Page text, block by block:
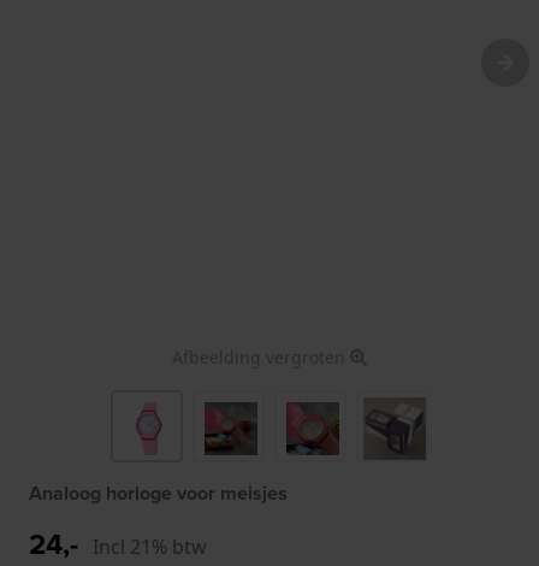
Afbeelding vergroten
Analoog horloge voor meisjes
24,- Incl 21% btw